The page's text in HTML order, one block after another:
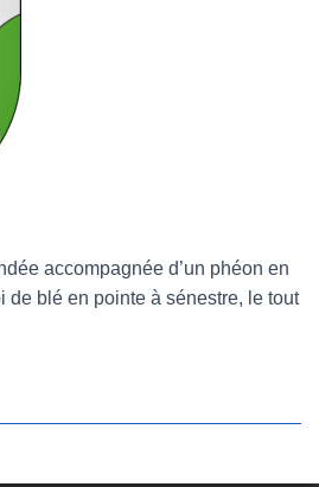
accompagnée d’un phéon en
de blé en pointe à sénestre, le tout